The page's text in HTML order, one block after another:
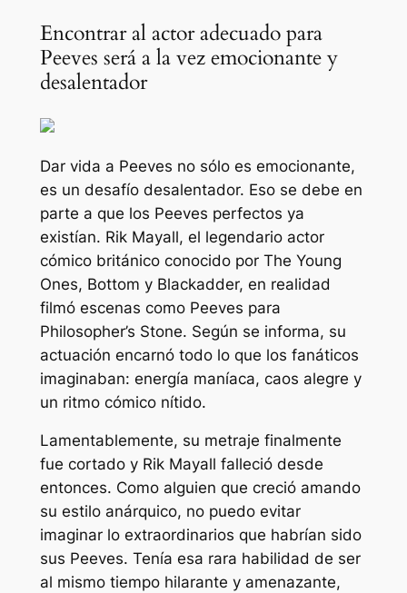
Encontrar al actor adecuado para
Peeves será a la vez emocionante y
desalentador
Dar vida a Peeves no sólo es emocionante,
es un desafío desalentador. Eso se debe en
parte a que los Peeves perfectos ya
existían. Rik Mayall, el legendario actor
cómico británico conocido por The Young
Ones, Bottom y Blackadder, en realidad
filmó escenas como Peeves para
Philosopher’s Stone. Según se informa, su
actuación encarnó todo lo que los fanáticos
imaginaban: energía maníaca, caos alegre y
un ritmo cómico nítido.
Lamentablemente, su metraje finalmente
fue cortado y Rik Mayall falleció desde
entonces. Como alguien que creció amando
su estilo anárquico, no puedo evitar
imaginar lo extraordinarios que habrían sido
sus Peeves. Tenía esa rara habilidad de ser
al mismo tiempo hilarante y amenazante,